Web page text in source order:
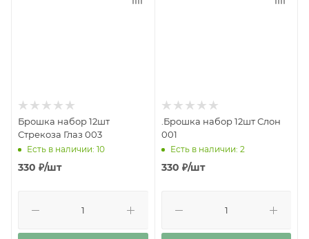
Брошка набор 12шт
Стрекоза Глаз 003
Есть в наличии: 10
330 ₽/шт
.Брошка набор 12шт Слон
001
Есть в наличии: 2
330 ₽/шт